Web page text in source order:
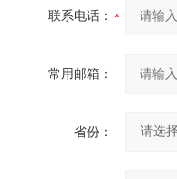
联系电话：
常用邮箱：
省份：